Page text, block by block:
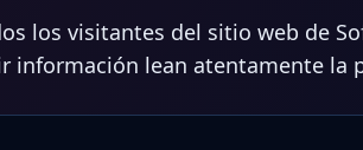
los visitantes del sitio web de
información lean atentamente la